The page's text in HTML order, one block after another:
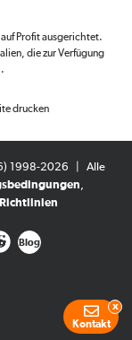
Profit ausgerichtet.
die zur Verfügung
drucken
1998-2026
Alle
,
Blog
Kontakt
x